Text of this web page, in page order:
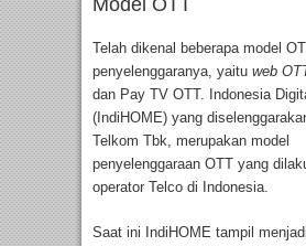
Model OTT
Telah dikenal beberapa model
penyelenggaranya, yaitu web
dan Pay TV OTT. Indonesia
(IndiHOME) yang
Telkom Tbk, merupakan model
penyelenggaraan OTT yang
operator Telco di Indonesia.
Saat ini IndiHOME tampil